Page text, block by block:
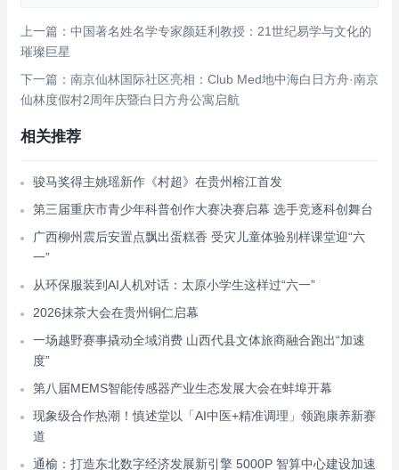
上一篇：中国著名姓名学专家颜廷利教授：21世纪易学与文化的
璀璨巨星
下一篇：南京仙林国际社区亮相：Club Med地中海白日方舟·南京
仙林度假村2周年庆暨白日方舟公寓启航
相关推荐
骏马奖得主姚瑶新作《村超》在贵州榕江首发
第三届重庆市青少年科普创作大赛决赛启幕 选手竞逐科创舞台
广西柳州震后安置点飘出蛋糕香 受灾儿童体验别样课堂迎“六
一”
从环保服装到AI人机对话：太原小学生这样过“六一”
2026抹茶大会在贵州铜仁启幕
一场越野赛事撬动全域消费 山西代县文体旅商融合跑出“加速
度”
第八届MEMS智能传感器产业生态发展大会在蚌埠开幕
现象级合作热潮！慎述堂以「AI中医+精准调理」领跑康养新赛
道
通榆：打造东北数字经济发展新引擎 5000P 智算中心建设加速